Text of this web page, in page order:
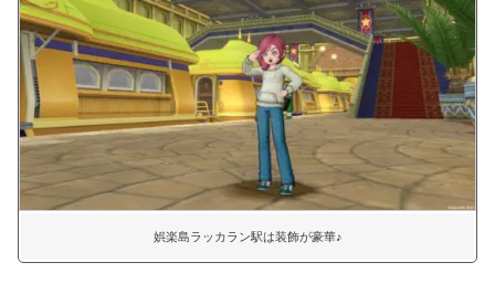
娯楽島ラッカラン駅は装飾が豪華♪